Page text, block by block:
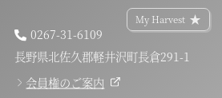
0267-31-6109
長野県北佐久郡軽井沢町長倉291-1
会員権のご案内
My Harvest